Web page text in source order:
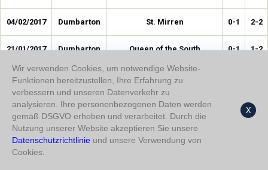
04/02/2017 Dumbarton St. Mirren 0-1 2-2
21/01/2017 Dumbarton Queen of the South 0-1 1-2
14/01/2017 Dumbarton Hibernian
31/12/2016 Dumbarton Dundee United 1-0
17/12/2016 Dumbarton Falkirk
06/12/2016
Wir verwenden Cookies, um notwendige Website-
Funktionen bereitzustellen, Ihre Erfahrung zu
verbessern und unseren Datenverkehr zu
analysieren. Ihre personenbezogenen Daten werden
gemäß DSGVO erhoben und verarbeitet. Durch die
Nutzung unserer Website akzeptieren Sie unsere
Datenschutzrichtlinie und unsere Verwendung von
Cookies.
X